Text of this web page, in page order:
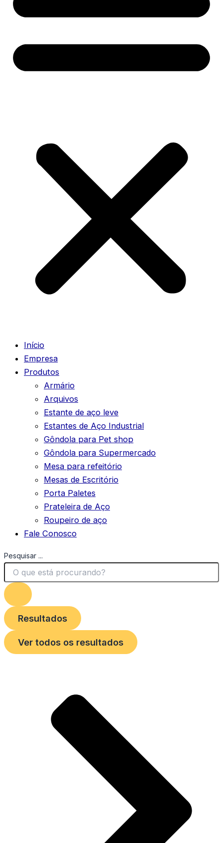
Início
Empresa
Produtos
Armário
Arquivos
Estante de aço leve
Estantes de Aço Industrial
Gôndola para Pet shop
Gôndola para Supermercado
Mesa para refeitório
Mesas de Escritório
Porta Paletes
Prateleira de Aço
Roupeiro de aço
Fale Conosco
Pesquisar ...
Resultados
Ver todos os resultados